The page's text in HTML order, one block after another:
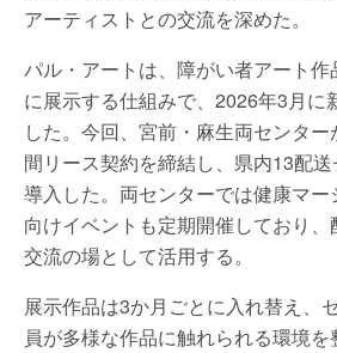
アーティストとの交流を深めた。
パル・アートは、障がい者アート
に展示する仕組みで、2026年3月に
した。今回、宮前・麻生両センタ
間リース契約を締結し、県内13配
導入した。両センターでは健康マ
向けイベントも定期開催しており
交流の場として活用する。
展示作品は3か月ごとに入れ替え、
員が多様な作品に触れられる環境